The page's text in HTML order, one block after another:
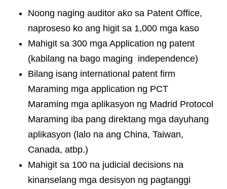
Noong naging auditor ako sa Patent Office,
naproseso ko ang higit sa 1,000 mga kaso
Mahigit sa 300 mga Application ng patent
(kabilang na bago maging independence)
Bilang isang international patent firm
Maraming mga application ng PCT
Maraming mga aplikasyon ng Madrid Protocol
Maraming iba pang direktang mga dayuhang
aplikasyon (lalo na ang China, Taiwan,
Canada, atbp.)
Mahigit sa 100 na judicial decisions na
kinanselang mga desisyon ng pagtanggi